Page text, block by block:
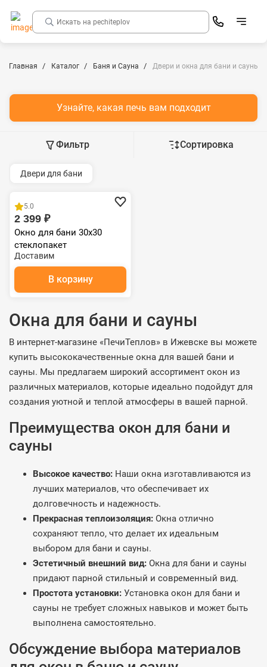
Главная Каталог Баня и Сауна Двери и окна для бани и сауны
Узнайте, какая печь вам подходит
Фильтр Сортировка
Двери для бани
5.0
2 399 ₽
Окно для бани 30х30
стеклопакет
Доставим
В корзину
Окна для бани и сауны
В интернет-магазине «ПечиТеплов» в Ижевске вы можете
купить высококачественные окна для вашей бани и
сауны. Мы предлагаем широкий ассортимент окон из
различных материалов, которые идеально подойдут для
создания уютной и теплой атмосферы в вашей парной.
Преимущества окон для бани и
сауны
Высокое качество: Наши окна изготавливаются из
лучших материалов, что обеспечивает их
долговечность и надежность.
Прекрасная теплоизоляция: Окна отлично
сохраняют тепло, что делает их идеальным
выбором для бани и сауны.
Эстетичный внешний вид: Окна для бани и сауны
придают парной стильный и современный вид.
Простота установки: Установка окон для бани и
сауны не требует сложных навыков и может быть
выполнена самостоятельно.
Обсуждение выбора материалов